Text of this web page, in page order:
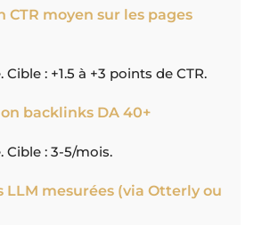
CTR moyen sur les pages
: +1.5 à +3 points de CTR.
backlinks DA 40+
Cible : 3-5/mois.
mesurées (via Otterly ou